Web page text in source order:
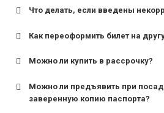
Что делать, если введены
Как переоформить билет на
Можно ли купить в рассрочку?
Можно ли предъявить при
заверенную копию паспорта?